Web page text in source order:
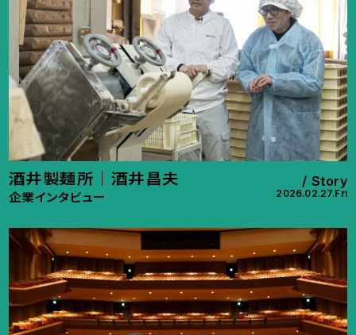
酒井製麺所｜酒井昌夫
企業インタビュー
Story
2026.02.27.Fri